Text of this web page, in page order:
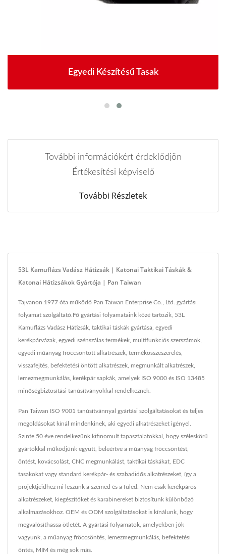
Egyedi Készítésű Tasak
További információkért érdeklődjön
Értékesítési képviselő
További Részletek
53L Kamuflázs Vadász Hátizsák | Katonai Taktikai Táskák &
Katonai Hátizsákok Gyártója | Pan Taiwan
Tajvanon 1977 óta működő Pan Taiwan Enterprise Co., Ltd. gyártási
folyamat szolgáltató.Fő gyártási folyamataink közé tartozik, 53L
Kamuflázs Vadász Hátizsák, taktikai táskák gyártása, egyedi
kerékpárvázak, egyedi szénszálas termékek, multifunkciós szerszámok,
egyedi műanyag fröccsöntött alkatrészek, termékösszeszerelés,
visszafejtés, befektetési öntött alkatrészek, megmunkált alkatrészek,
lemezmegmunkálás, kerékpár sapkák, amelyek ISO 9000 és ISO 13485
minőségbiztosítási tanúsítványokkal rendelkeznek.
Pan Taiwan ISO 9001 tanúsítvánnyal gyártási szolgáltatásokat és teljes
megoldásokat kínál mindenkinek, aki egyedi alkatrészeket igényel.
Szinte 50 éve rendelkezünk kifinomult tapasztalatokkal, hogy széleskörű
gyártókkal működjünk együtt, beleértve a műanyag fröccsöntést,
öntést, kovácsolást, CNC megmunkálást, taktikai táskákat, EDC
tasakokat vagy standard kerékpár- és szabadidős alkatrészeket, így a
projektjeidhez mi leszünk a szemed és a füled. Nem csak kerékpáros
alkatrészeket, kiegészítőket és karabinereket biztosítunk különböző
alkalmazásokhoz. OEM és ODM szolgáltatásokat is kínálunk, hogy
megvalósíthassa ötletét. A gyártási folyamatok, amelyekben jók
vagyunk, a műanyag fröccsöntés, lemezmegmunkálás, befektetési
öntés, MIM és még sok más.